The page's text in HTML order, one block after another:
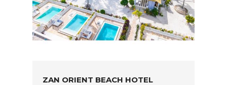
ZAN ORIENT BEACH HOTEL